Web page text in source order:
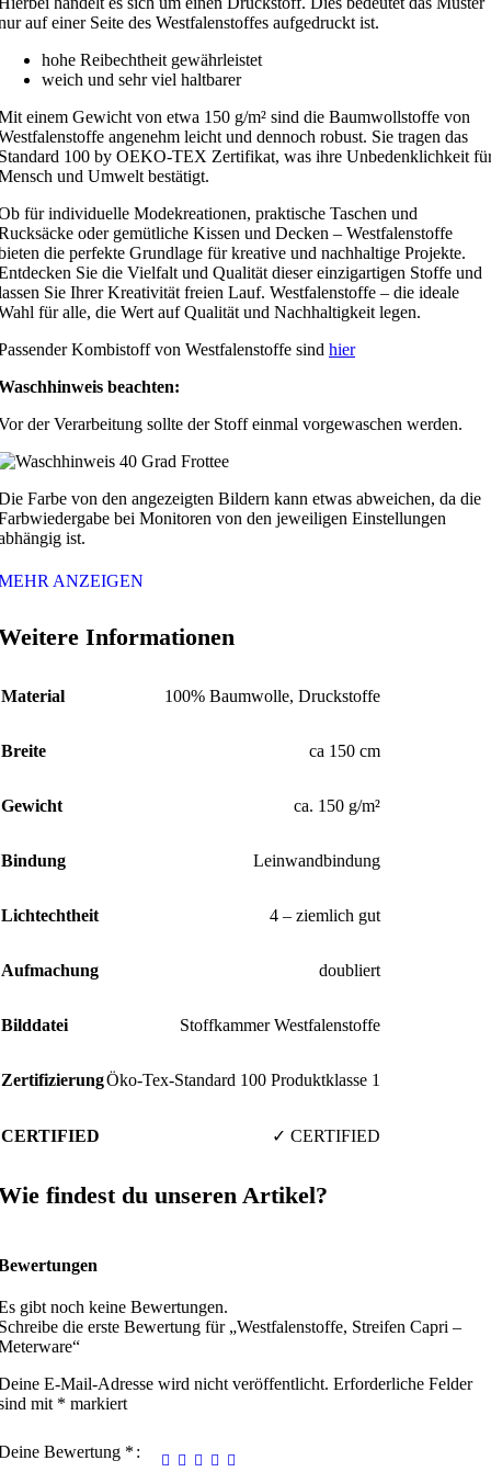
auf einer Seite des Westfalenstoffes aufgedruckt ist.
hohe Reibechtheit gewährleistet
weich und sehr viel haltbarer
einem Gewicht von etwa 150 g/m² sind die Baumwollstoffe von
angenehm leicht und dennoch robust. Sie tragen das
100 by OEKO-TEX Zertifikat, was ihre Unbedenklichkeit
und Umwelt bestätigt.
für individuelle Modekreationen, praktische Taschen und
oder gemütliche Kissen und Decken – Westfalenstoffe
die perfekte Grundlage für kreative und nachhaltige Projekte.
Sie die Vielfalt und Qualität dieser einzigartigen Stoffe und
Sie Ihrer Kreativität freien Lauf. Westfalenstoffe – die ideale
für alle, die Wert auf Qualität und Nachhaltigkeit legen.
Kombistoff von Westfalenstoffe sind hier
beachten:
der Verarbeitung sollte der Stoff einmal vorgewaschen werden.
Farbe von den angezeigten Bildern kann etwas abweichen, da die
bei Monitoren von den jeweiligen Einstellungen
ist.
ANZEIGEN
Informationen
Material 100% Baumwolle, Druckstoffe
Breite ca 150 cm
Gewicht ca. 150 g/m²
Bindung Leinwandbindung
Lichtechtheit 4 – ziemlich gut
Aufmachung doubliert
Bilddatei Stoffkammer Westfalenstoffe
ZertifizierungÖko-Tex-Standard 100 Produktklasse 1
CERTIFIED ✓ CERTIFIED
findest du unseren Artikel?
gibt noch keine Bewertungen.
die erste Bewertung für „Westfalenstoffe, Streifen Capri –
E-Mail-Adresse wird nicht veröffentlicht. Erforderliche Felder
mit * markiert
Bewertung *